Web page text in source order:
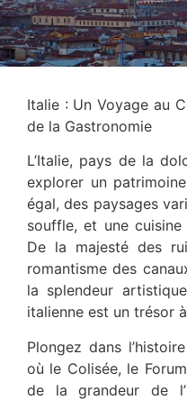
Italie : Un Voyage au
de la Gastronomie
L’Italie, pays de la
explorer un
égal, des paysages
souffle, et une
De la majesté des
romantisme des
la splendeur
italienne est un trésor
Plongez dans
où le Colisée, le
de la grandeur de